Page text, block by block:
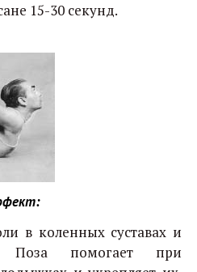
15-30 секунд.
в коленных суставах и
Поза помогает при